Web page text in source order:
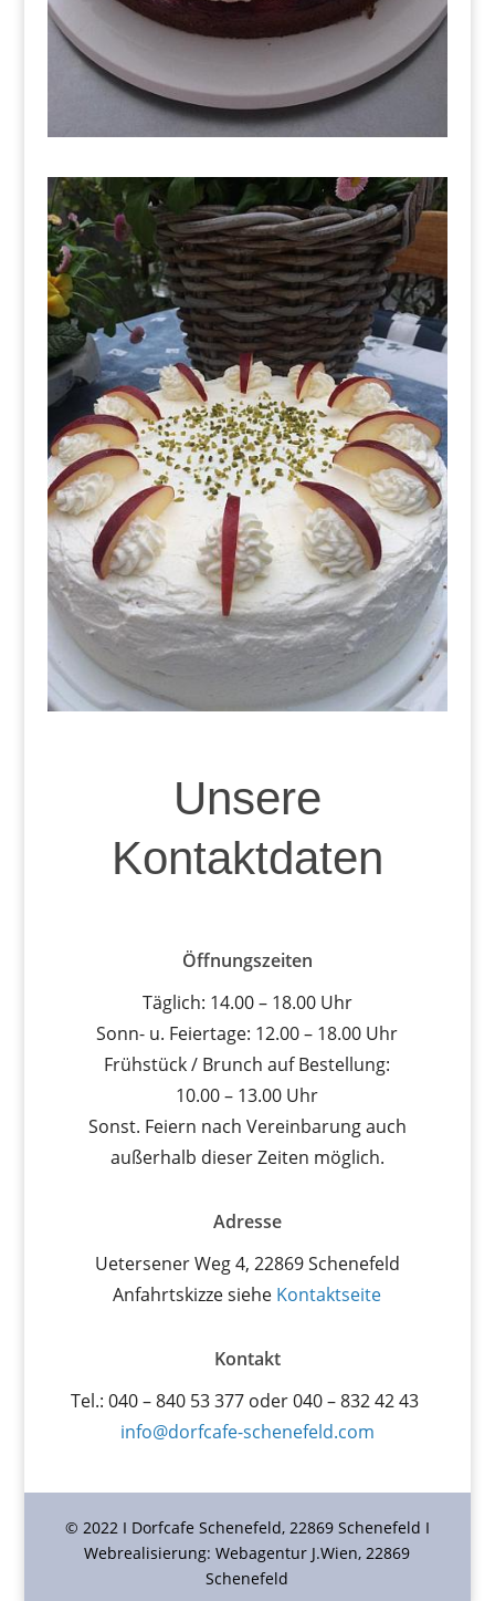
Unsere
Kontaktdaten
Öffnungszeiten
Täglich: 14.00 – 18.00 Uhr
Sonn- u. Feiertage: 12.00 – 18.00 Uhr
Frühstück / Brunch auf Bestellung:
10.00 – 13.00 Uhr
Sonst. Feiern nach Vereinbarung auch
außerhalb dieser Zeiten möglich.
Adresse
Uetersener Weg 4, 22869 Schenefeld
Anfahrtskizze siehe Kontaktseite
Kontakt
Tel.: 040 – 840 53 377 oder 040 – 832 42 43
info@dorfcafe-schenefeld.com
© 2022 I Dorfcafe Schenefeld, 22869 Schenefeld I
Webrealisierung: Webagentur J.Wien, 22869
Schenefeld